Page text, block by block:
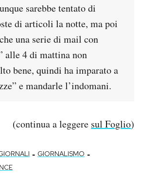
sarebbe tentato di
di articoli la notte, ma poi
una serie di mail con
alle 4 di mattina non
bene, quindi ha imparato a
e mandarle l’indomani.
(continua a leggere sul Foglio)
- GIORNALISMO -